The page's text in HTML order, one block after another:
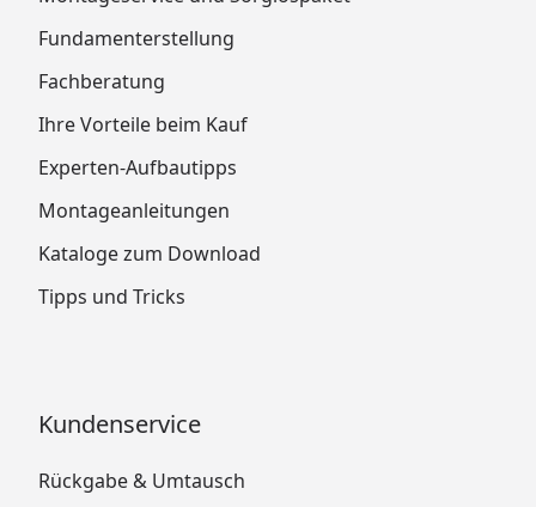
Fundamenterstellung
Fachberatung
Ihre Vorteile beim Kauf
Experten-Aufbautipps
Montageanleitungen
Kataloge zum Download
Tipps und Tricks
Kundenservice
Rückgabe & Umtausch